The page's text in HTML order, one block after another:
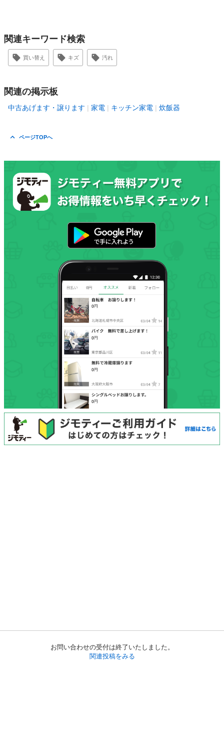
お問い合わせの受付は終了いたしました。
関連投稿をみる
関連キーワード検索
買い替え キズ 汚れ
関連の掲示板
中古あげます・譲ります 家電 キッチン家電 炊飯器
ページTOPへ